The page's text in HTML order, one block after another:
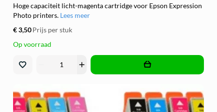
Hoge capaciteit licht-magenta cartridge voor Epson Expression
Photo printers. Lees meer
€ 3,50Prijs per stuk
Op voorraad
add